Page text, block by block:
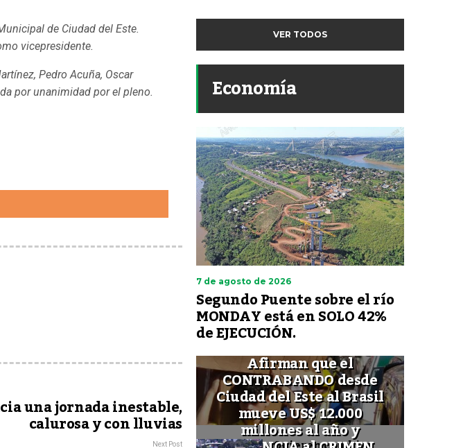
de Ciudad del Este.
vicepresidente.
Pedro Acuña, Oscar
por unanimidad por el pleno.
una jornada inestable,
calurosa y con lluvias
Next Post
VER TODOS
Economía
7 de agosto de 2026
Segundo Puente sobre el río
MONDAY está en SOLO 42%
de EJECUCIÓN.
Afirman que el
CONTRABANDO desde
Ciudad del Este al Brasil
mueve US$ 12.000
millones al año y